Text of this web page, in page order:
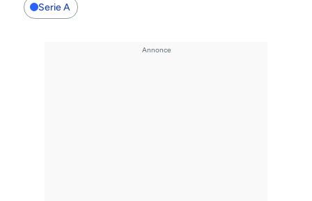
Serie A